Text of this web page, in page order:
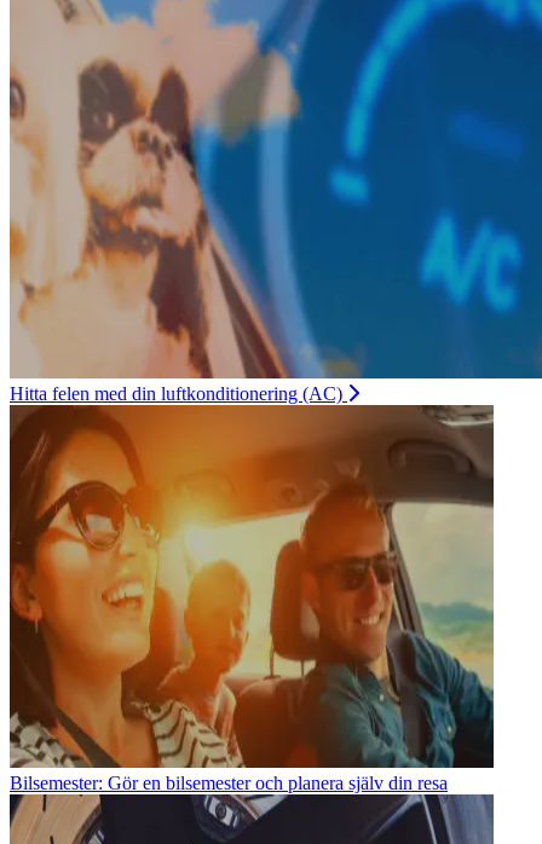
Hitta felen med din luftkonditionering (AC)
Bilsemester: Gör en bilsemester och planera själv din resa